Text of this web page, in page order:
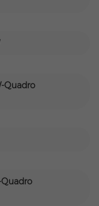
Quadro
Quadro